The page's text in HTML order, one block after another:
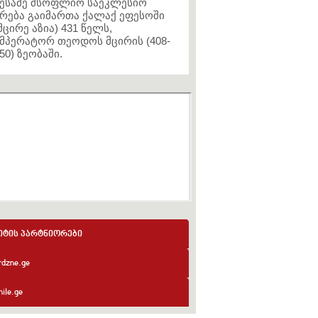
მსოფლიო საეკლესიო
გაიმართა ქალაქ ეფესოში
აზია) 431 წელს,
თეოდოს მცირის (408-
ზეობაში.
პარტნიორები